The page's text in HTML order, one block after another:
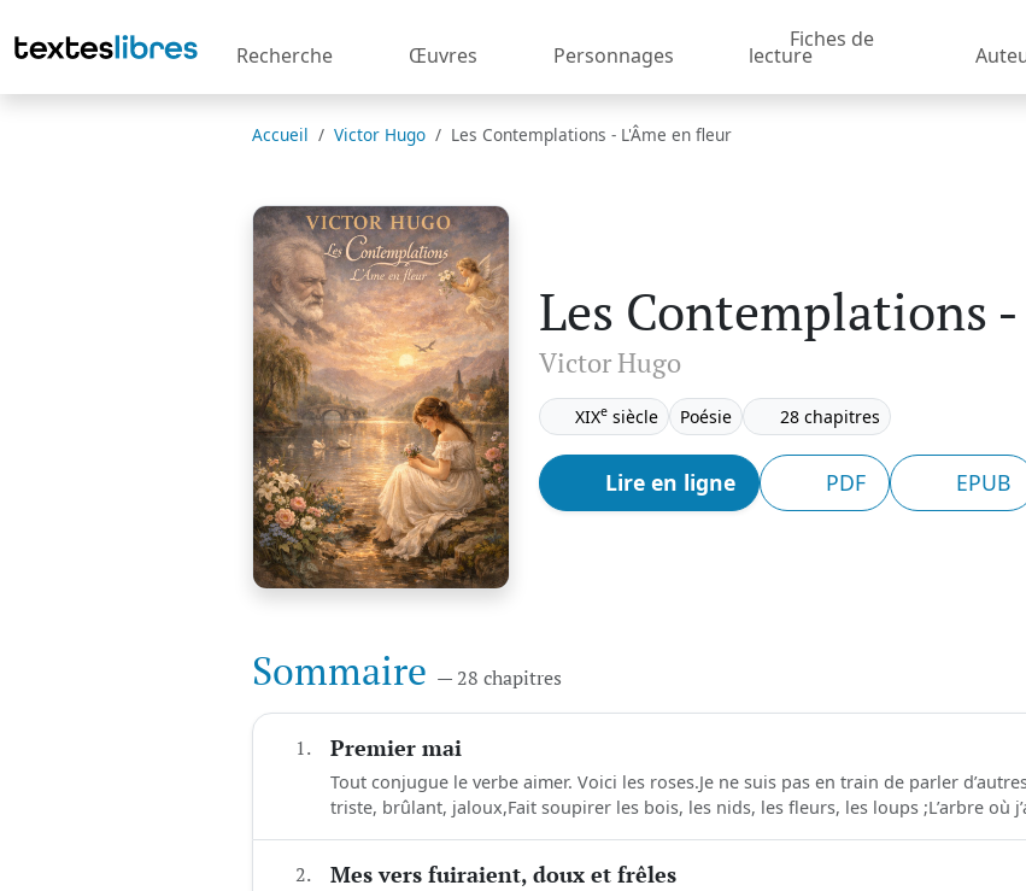
Recherche Œuvres Personnages
Fiches de
lecture
Accueil Victor Hugo Les Contemplations - L'Âme en fleur
Les Contemplations
Victor Hugo
XIXe siècle Poésie 28 chapitres
Lire en ligne PDF EPUB
Sommaire — 28 chapitres
1. Premier mai
Tout conjugue le verbe aimer. Voici les roses.Je ne suis pas en train de parler
triste, brûlant, jaloux,Fait soupirer les bois, les nids, les fleurs, les loups ;L’arbre où
2. Mes vers fuiraient, doux et frêles